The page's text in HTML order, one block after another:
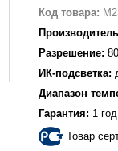
Код товара:
Разрешение:
ИК-подсветка:
Диапазон
Гарантия: 1 год
Товар